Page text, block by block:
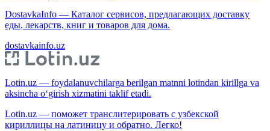
DostavkaInfo — Каталог сервисов, предлагающих доставку
еды, лекарств, книг и товаров для дома.
dostavkainfo.uz
Lotin.uz — foydalanuvchilarga berilgan matnni lotindan kirillga va
aksincha o‘girish xizmatini taklif etadi.
Lotin.uz — поможет транслитерировать с узбекской
кириллицы на латиницу и обратно. Легко!